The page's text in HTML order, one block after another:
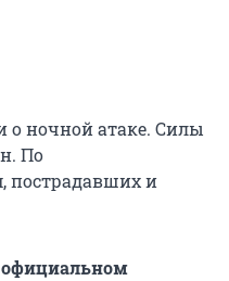
о ночной атаке. Силы
По
пострадавших и